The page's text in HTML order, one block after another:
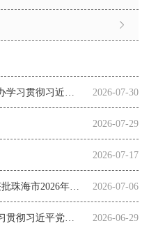
2026-07-30
2026-07-29
2026-07-17
2026-07-06
2026-06-29